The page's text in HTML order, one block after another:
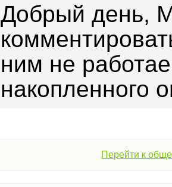
Добрый день,
ним не
накопленного
Перейти к